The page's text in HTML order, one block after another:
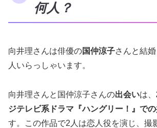
何人？
向井理さんは俳優の国仲涼子さんと結
人いらっしゃいます。
向井理さんと国仲涼子さんの出会いは、
ジテレビ系ドラマ『ハングリー！』で
す。この作品で2人は恋人役を演じ、撮